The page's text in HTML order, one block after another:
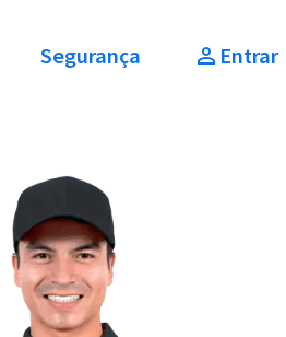
Segurança Entrar